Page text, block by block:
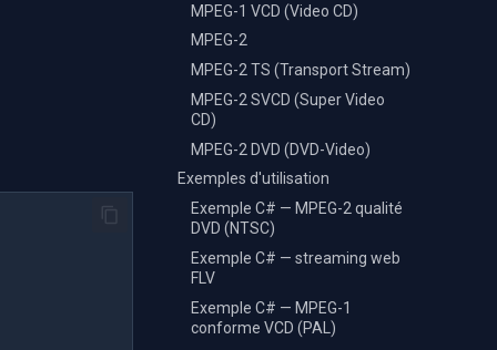
MPEG-1 VCD (Video CD)
MPEG-2
MPEG-2 TS (Transport Stream)
MPEG-2 SVCD (Super Video
CD)
MPEG-2 DVD (DVD-Video)
Exemples d'utilisation
Exemple C# — MPEG-2 qualité
DVD (NTSC)
Exemple C# — streaming web
FLV
Exemple C# — MPEG-1
conforme VCD (PAL)